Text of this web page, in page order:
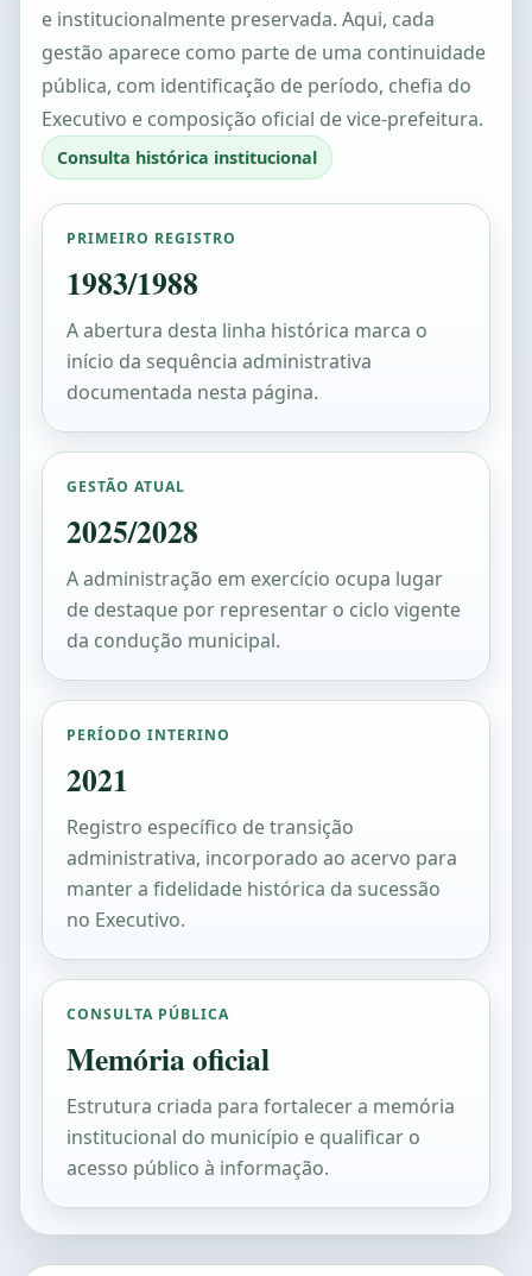
e institucionalmente preservada. Aqui, cada
gestão aparece como parte de uma continuidade
pública, com identificação de período, chefia do
Executivo e composição oficial de vice-prefeitura.
Consulta histórica institucional
PRIMEIRO REGISTRO
1983/1988
A abertura desta linha histórica marca o
início da sequência administrativa
documentada nesta página.
GESTÃO ATUAL
2025/2028
A administração em exercício ocupa lugar
de destaque por representar o ciclo vigente
da condução municipal.
PERÍODO INTERINO
2021
Registro específico de transição
administrativa, incorporado ao acervo para
manter a fidelidade histórica da sucessão
no Executivo.
CONSULTA PÚBLICA
Memória oficial
Estrutura criada para fortalecer a memória
institucional do município e qualificar o
acesso público à informação.